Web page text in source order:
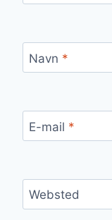
Navn *
E-mail *
Websted